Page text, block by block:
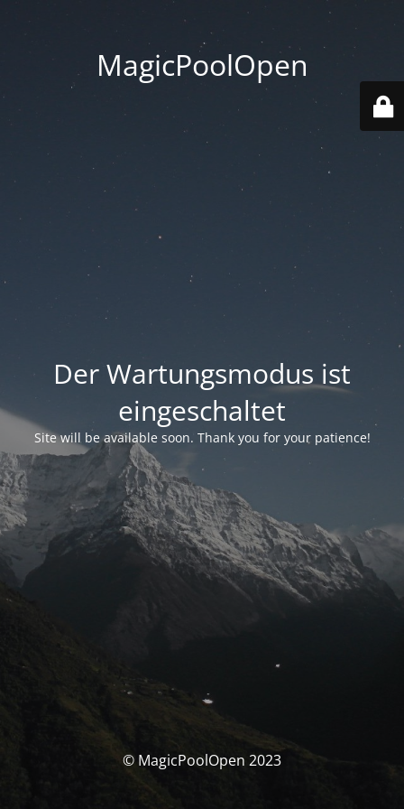
MagicPoolOpen
Der Wartungsmodus ist
eingeschaltet
Site will be available soon. Thank you for your patience!
© MagicPoolOpen 2023